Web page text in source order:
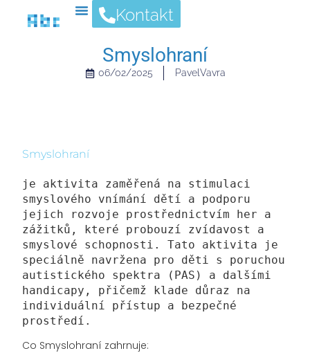
Kontakt
Smyslohraní
06/02/2025 PavelVavra
Smyslohraní
je aktivita zaměřená na stimulaci
smyslového vnímání dětí a podporu
jejich rozvoje prostřednictvím her a
zážitků, které probouzí zvídavost a
smyslové schopnosti. Tato aktivita je
speciálně navržena pro děti s poruchou
autistického spektra (PAS) a dalšími
handicapy, přičemž klade důraz na
individuální přístup a bezpečné
prostředí.
Co Smyslohraní zahrnuje: